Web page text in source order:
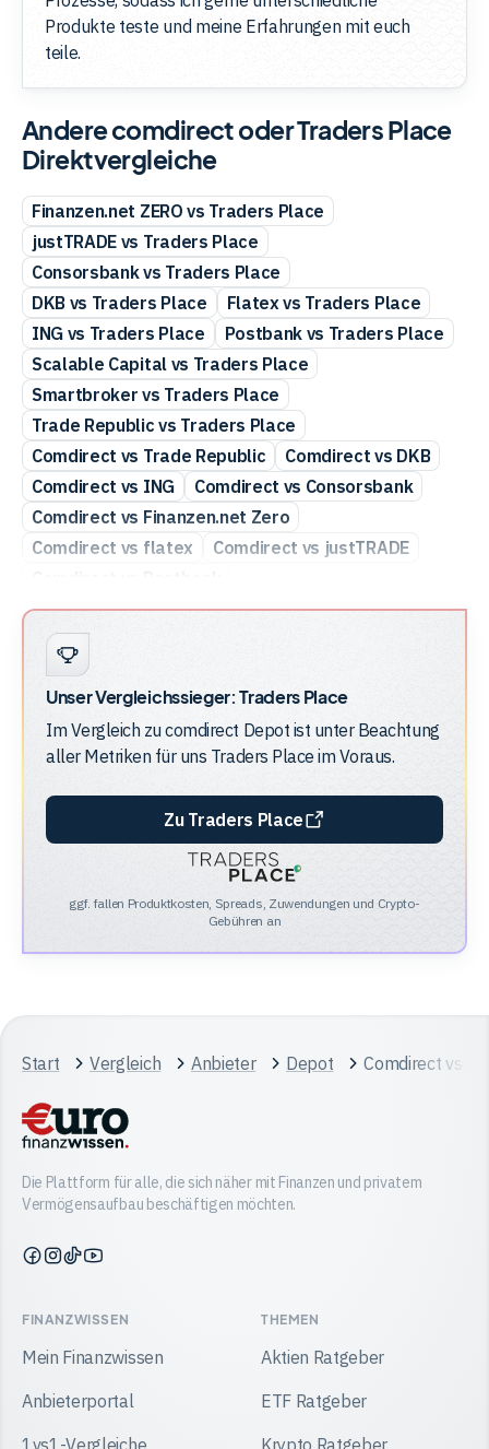
Produkte teste und meine Erfahrungen mit euch
teile.
Andere comdirect oder Traders Place
Direktvergleiche
Finanzen.net ZERO vs Traders Place
justTRADE vs Traders Place
Consorsbank vs Traders Place
DKB vs Traders Place
Flatex vs Traders Place
ING vs Traders Place
Postbank vs Traders Place
Scalable Capital vs Traders Place
Smartbroker vs Traders Place
Trade Republic vs Traders Place
Comdirect vs Trade Republic
Comdirect vs DKB
Comdirect vs ING
Comdirect vs Consorsbank
Comdirect vs Finanzen.net Zero
Comdirect vs flatex
Comdirect vs justTRADE
Comdirect vs Scalable Capital
Comdirect vs Smartbroker
Unser Vergleichssieger:Traders Place
Im Vergleich zucomdirect Depot ist unter Beachtung
aller Metriken für uns Traders Place im Voraus.
Zu Traders Place
ggf. fallen Produktkosten, Spreads, Zuwendungen und Crypto-
Gebühren an
Start Vergleich Anbieter Depot Comdirect vs
Die Plattform für alle, die sich näher mit Finanzen und privatem
Vermögensaufbau beschäftigen möchten.
Finanzwissen
Facebook
Finanzwissen
Instagram
Finanzwissen
TikTok
Finanzwissen
YouTube
FINANZWISSEN
Mein Finanzwissen
Anbieterportal
1vs1-Vergleiche
THEMEN
Aktien Ratgeber
ETF Ratgeber
Krypto Ratgeber